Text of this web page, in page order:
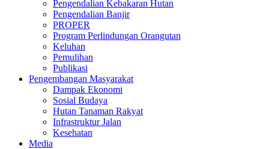
Pengendalian Kebakaran Hutan
Pengendalian Banjir
PROPER
Program Perlindungan Orangutan
Keluhan
Pemulihan
Publikasi
Pengembangan Masyarakat
Dampak Ekonomi
Sosial Budaya
Hutan Tanaman Rakyat
Infrastruktur Jalan
Kesehatan
Media